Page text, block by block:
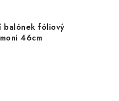
balónek fóliový
46cm